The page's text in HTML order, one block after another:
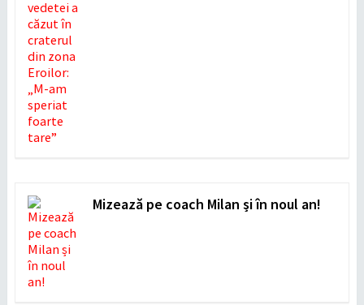
Mizează pe coach Milan și în noul an!